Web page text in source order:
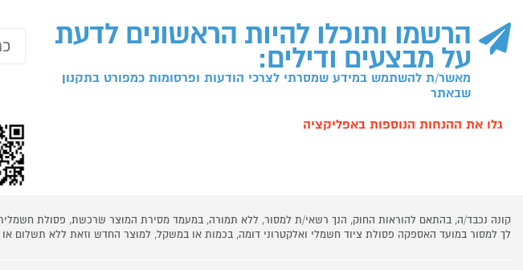
הרשמו ותוכלו להיות הראשונים לדעת
על מבצעים ודילים:
מאשר/ת להשתמש במידע שמסרתי לצרכי הודעות ופרסומות כמפורט בתקנון
שבאתר
גלו את ההנחות הנוספות באפליקציה
קונה נכבד/ה, בהתאם להוראות החוק, הנך רשאי/ת למסור, ללא תמורה, במעמד מסירת המוצר שרכשת, פסולת
לך למסור במועד האספקה פסולת ציוד חשמלי ואלקטרוני דומה, בכמות או במשקל, למוצר החדש וזאת ללא